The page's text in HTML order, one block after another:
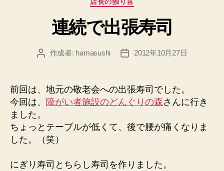
ゴ
リ
連続で出張寿司
投 作成者: hamasushi
投
2012年10月27日
前回は、地元の敬老会への出張寿司でした。
今回は、 障がい者施設のどんぐりの森さんに行き
ました。
ちょっとテーブルが低くて、後で腰が痛くなりま
した。（笑）
にぎり寿司とちらし寿司を作りました。